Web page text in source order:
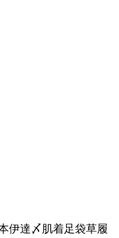
伊達〆肌着足袋草履